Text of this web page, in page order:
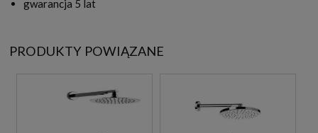
gwarancja 5 lat
PRODUKTY POWIĄZANE